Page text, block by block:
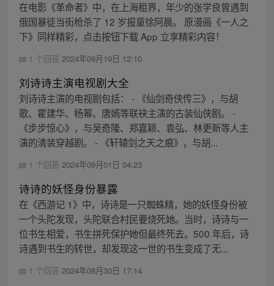
在电影《革命者》中，在上海租界，年少的张学良曾遇到
俄国暴徒当街枪杀了 12 岁报童徐阿晨。 原漫画《一人之
下》同样精彩，点击按钮下载 App 立享精彩内容！
1 个回答 2024年09月19日 12:10
刘诗诗主演电视剧大全
刘诗诗主演的电视剧包括： - 《仙剑奇侠传三》，与胡
歌、霍建华、杨幂、唐嫣等联袂主演的古装仙侠剧。 -
《步步惊心》，与吴奇隆、郑嘉颖、袁弘、林更新等人主
演的清装穿越剧。 - 《轩辕剑之天之痕》，与胡...
1 个回答 2024年09月01日 04:23
诗诗的妖怪身份暴露
在《西游记 1》中，诗诗是一只蜘蛛精，她的妖怪身份被
一个头陀发现，头陀联合村民要烧死她。当时，诗诗与一
位书生相爱，书生拼死保护她但最终死去。500 年后，诗
诗遇到书生的转世，却发现这一世的书生变成了无...
1 个回答 2024年08月30日 17:14